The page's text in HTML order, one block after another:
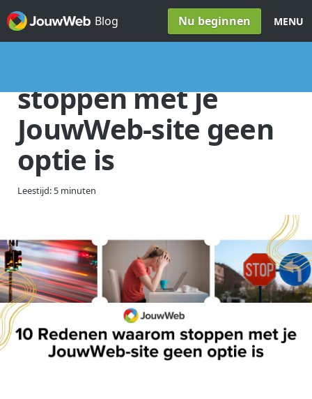
Spring naar inhoud
Blog
Nu beginnen MENU
stoppen met je
JouwWeb-site geen
optie is
Leestijd: 5 minuten